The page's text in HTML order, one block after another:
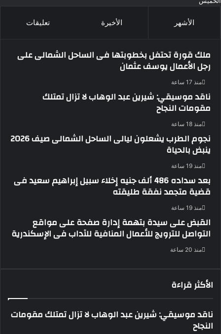
الأشهر الأخيرة تعليقات
ملك قورة تحتفل بخطوبتها فى الساحل الشمالى على
رجل الأعمال يوسف عثمان
منذ 17 ساعة
ناقد موسيقي: شيرين عبد الوهاب لا تزال تمتلك
مقومات النجاح
منذ 18 ساعة
نجوم الطرب يشعلون ليالى الساحل الشمالى صيف 2026
ينبض بالحياة
منذ 19 ساعة
بعد سداده 486 ألف جنيه إخلاء سبيل إبراهيم سعيد فى
قضية متجمد نفقة طليقته
منذ 19 ساعة
القبض على سيدة بتهمة إدارة صفحة على مواقع
التواصل للترويج للأعمال المنافية للآداب فى الإسكندرية
منذ 20 ساعة
الأكثر قراءة
ناقد موسيقي: شيرين عبد الوهاب لا تزال تمتلك مقومات
النجاح